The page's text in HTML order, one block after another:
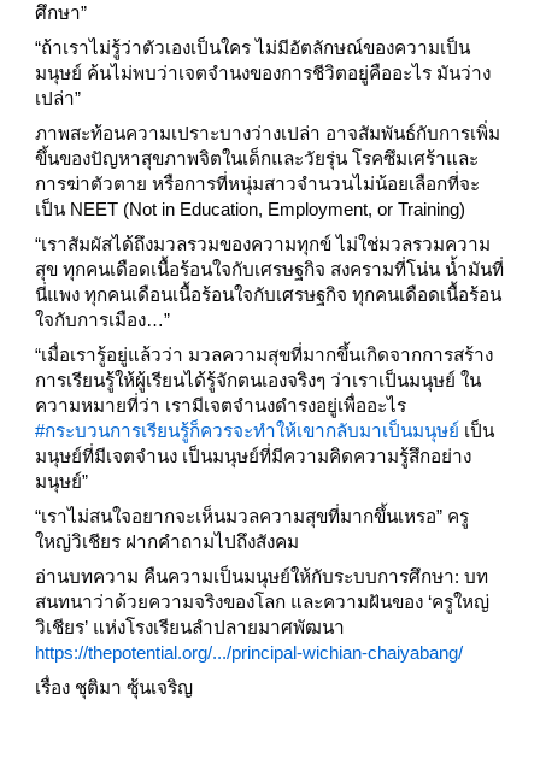
ศึกษา”
“ถ้าเราไม่รู้ว่าตัวเองเป็นใคร ไม่มีอัตลักษณ์ของความเป็น
มนุษย์ ค้นไม่พบว่าเจตจำนงของการชีวิตอยู่คืออะไร มันว่าง
เปล่า”
ภาพสะท้อนความเปราะบางว่างเปล่า อาจสัมพันธ์กับการเพิ่ม
ขึ้นของปัญหาสุขภาพจิตในเด็กและวัยรุ่น โรคซึมเศร้าและ
การฆ่าตัวตาย หรือการที่หนุ่มสาวจำนวนไม่น้อยเลือกที่จะ
เป็น NEET (Not in Education, Employment, or Training)
“เราสัมผัสได้ถึงมวลรวมของความทุกข์ ไม่ใช่มวลรวมความ
สุข ทุกคนเดือดเนื้อร้อนใจกับเศรษฐกิจ สงครามที่โน่น น้ำมันที่
นี่แพง ทุกคนเดือนเนื้อร้อนใจกับเศรษฐกิจ ทุกคนเดือดเนื้อร้อน
ใจกับการเมือง…”
“เมื่อเรารู้อยู่แล้วว่า มวลความสุขที่มากขึ้นเกิดจากการสร้าง
การเรียนรู้ให้ผู้เรียนได้รู้จักตนเองจริงๆ ว่าเราเป็นมนุษย์ ใน
ความหมายที่ว่า เรามีเจตจำนงดำรงอยู่เพื่ออะไร
#กระบวนการเรียนรู้ก็ควรจะทำให้เขากลับมาเป็นมนุษย์ เป็น
มนุษย์ที่มีเจตจำนง เป็นมนุษย์ที่มีความคิดความรู้สึกอย่าง
มนุษย์”
“เราไม่สนใจอยากจะเห็นมวลความสุขที่มากขึ้นเหรอ” ครู
ใหญ่วิเชียร ฝากคำถามไปถึงสังคม
อ่านบทความ คืนความเป็นมนุษย์ให้กับระบบการศึกษา: บท
สนทนาว่าด้วยความจริงของโลก และความฝันของ ‘ครูใหญ่
วิเชียร’ แห่งโรงเรียนลำปลายมาศพัฒนา
https://thepotential.org/.../principal-wichian-chaiyabang/
เรื่อง ชุติมา ซุ้นเจริญ